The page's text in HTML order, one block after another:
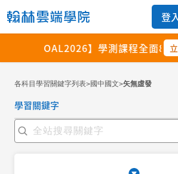
各科目學習關鍵字列表>國中國文>矢無虛發
學習關鍵字